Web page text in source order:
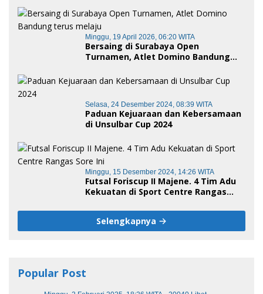
Minggu, 19 April 2026, 06:20 WITA
Bersaing di Surabaya Open
Turnamen, Atlet Domino Bandung
Selasa, 24 Desember 2024, 08:39 WITA
Paduan Kejuaraan dan Kebersamaan
di Unsulbar Cup 2024
Minggu, 15 Desember 2024, 14:26 WITA
Futsal Foriscup II Majene. 4 Tim Adu
Kekuatan di Sport Centre Rangas
Selengkapnya
Popular Post